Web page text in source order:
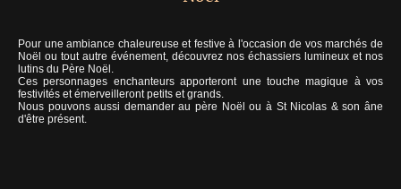
Pour une ambiance chaleureuse et festive à l'occasion de vos marchés de
Noël ou tout autre événement, découvrez nos échassiers lumineux et nos
lutins du Père Noël.
Ces personnages enchanteurs apporteront une touche magique à vos
festivités et émerveilleront petits et grands.
Nous pouvons aussi demander au père Noël ou à St Nicolas & son âne
d'être présent.